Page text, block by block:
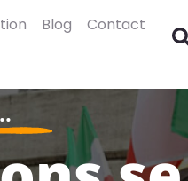
Blog
Contact